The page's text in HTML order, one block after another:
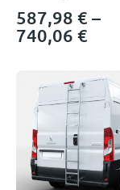
587,98 € –
740,06 €